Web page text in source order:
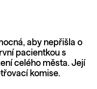
aby nepřišla o
pacientkou s
celého města. Její
komise.